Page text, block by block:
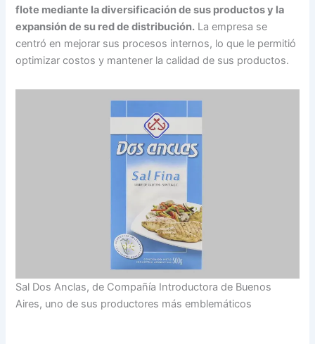
flote mediante la diversificación de sus productos y la
expansión de su red de distribución. La empresa se
centró en mejorar sus procesos internos, lo que le permitió
optimizar costos y mantener la calidad de sus productos.
Sal Dos Anclas, de Compañía Introductora de Buenos
Aires, uno de sus productores más emblemáticos